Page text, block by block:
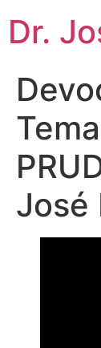
Dr.
José